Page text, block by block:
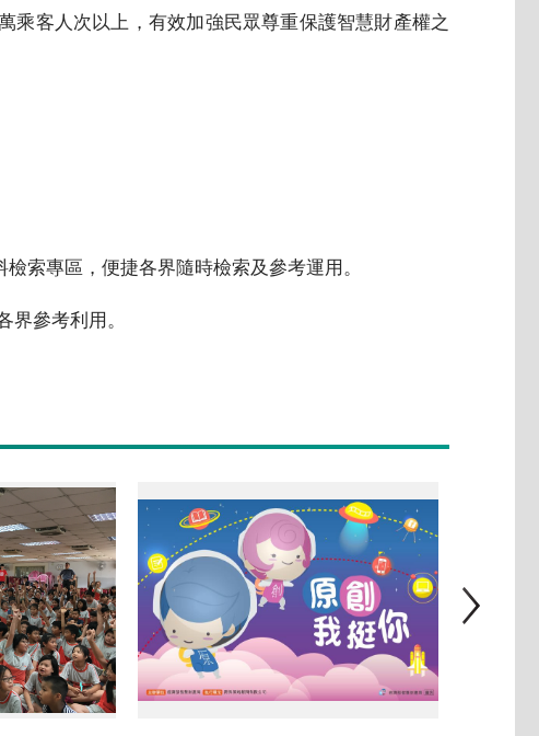
乘客人次以上，有效加強民眾尊重保護智慧財產權之
索專區，便捷各界隨時檢索及參考運用。
界參考利用。